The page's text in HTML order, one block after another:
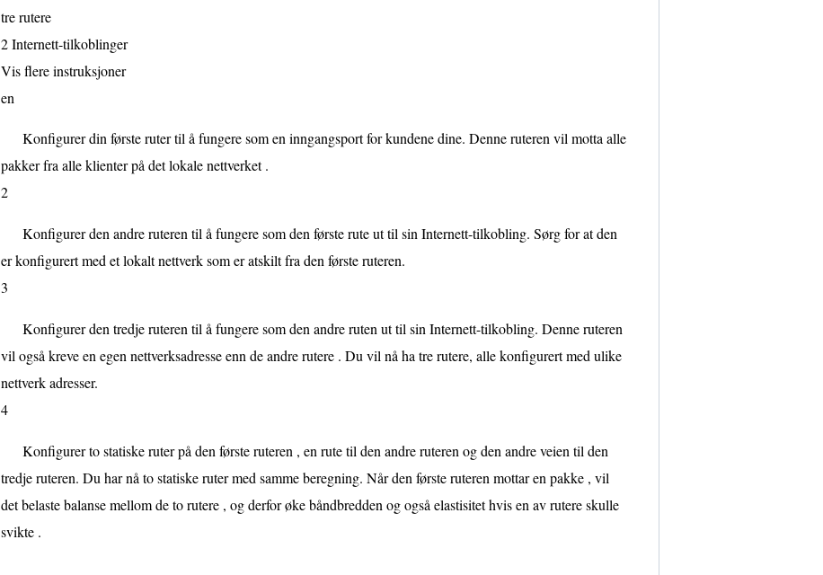
tre rutere
2 Internett-tilkoblinger
Vis flere instruksjoner
en
Konfigurer din første ruter til å fungere som en inngangsport for kundene dine. Denne ruteren vil motta alle
pakker fra alle klienter på det lokale nettverket .
2
Konfigurer den andre ruteren til å fungere som den første rute ut til sin Internett-tilkobling. Sørg for at den
er konfigurert med et lokalt nettverk som er atskilt fra den første ruteren.
3
Konfigurer den tredje ruteren til å fungere som den andre ruten ut til sin Internett-tilkobling. Denne ruteren
vil også kreve en egen nettverksadresse enn de andre rutere . Du vil nå ha tre rutere, alle konfigurert med ulike
nettverk adresser.
4
Konfigurer to statiske ruter på den første ruteren , en rute til den andre ruteren og den andre veien til den
tredje ruteren. Du har nå to statiske ruter med samme beregning. Når den første ruteren mottar en pakke , vil
det belaste balanse mellom de to rutere , og derfor øke båndbredden og også elastisitet hvis en av rutere skulle
svikte .